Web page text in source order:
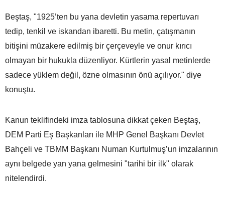
Beştaş, "1925’ten bu yana devletin yasama repertuvarı
tedip, tenkil ve iskandan ibaretti. Bu metin, çatışmanın
bitişini müzakere edilmiş bir çerçeveyle ve onur kırıcı
olmayan bir hukukla düzenliyor. Kürtlerin yasal metinlerde
sadece yüklem değil, özne olmasının önü açılıyor." diye
konuştu.
Kanun teklifindeki imza tablosuna dikkat çeken Beştaş,
DEM Parti Eş Başkanları ile MHP Genel Başkanı Devlet
Bahçeli ve TBMM Başkanı Numan Kurtulmuş’un imzalarının
aynı belgede yan yana gelmesini "tarihi bir ilk" olarak
nitelendirdi.